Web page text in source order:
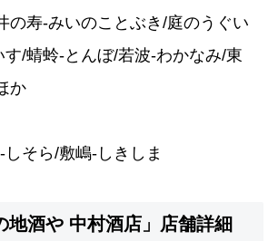
の寿-みいのことぶき/庭のうぐい
/蜻蛉-とんぼ/若波-わかなみ/東
か
そら/敷嶋-しきしま
地酒や 中村酒店」店舗詳細